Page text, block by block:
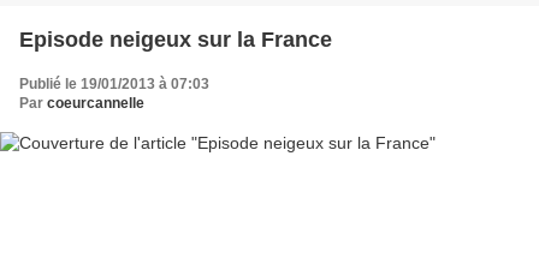
Episode neigeux sur la France
Publié le 19/01/2013 à 07:03
Par coeurcannelle